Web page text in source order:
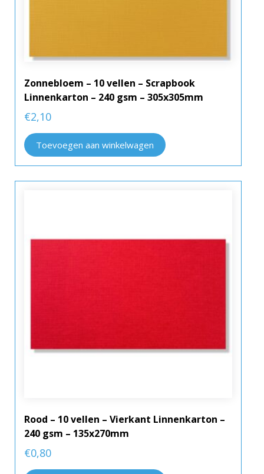
Zonnebloem – 10 vellen – Scrapbook
Linnenkarton – 240 gsm – 305x305mm
€2,10
Toevoegen aan winkelwagen
Rood – 10 vellen – Vierkant Linnenkarton –
240 gsm – 135x270mm
€0,80